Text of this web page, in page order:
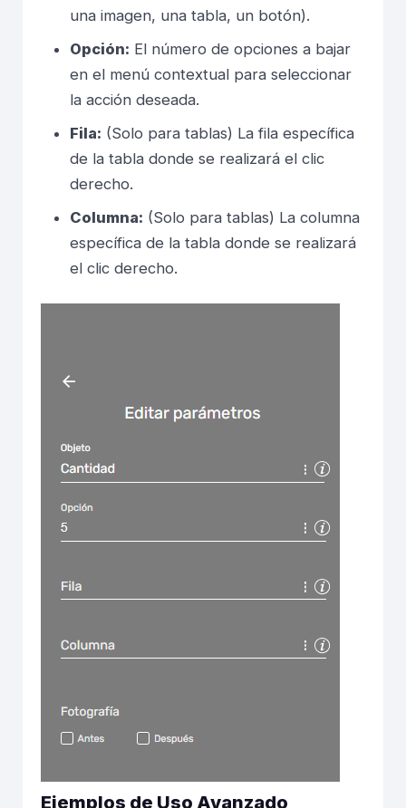
una imagen, una tabla, un botón).
Opción: El número de opciones a bajar
en el menú contextual para seleccionar
la acción deseada.
Fila: (Solo para tablas) La fila específica
de la tabla donde se realizará el clic
derecho.
Columna: (Solo para tablas) La columna
específica de la tabla donde se realizará
el clic derecho.
Ejemplos de Uso Avanzado